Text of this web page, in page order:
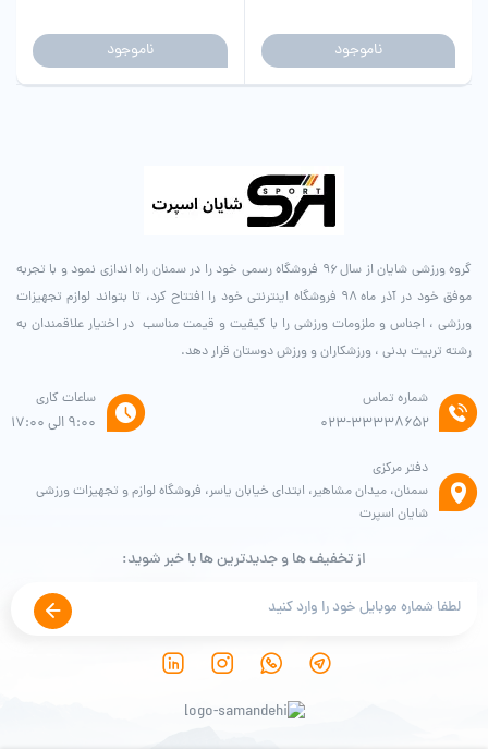
ناموجود ناموجود
گروه ورزشی شایان از سال ۹۶ فروشگاه رسمی خود را در سمنان راه اندازی نمود و با تجربه
موفق خود در آذر ماه ۹۸ فروشگاه اینترنتی خود را افتتاح کرد، تا بتواند لوازم تجهیزات
ورزشی ، اجناس و ملزومات ورزشی را با کیفیت و قیمت مناسب در اختیار علاقمندان به
رشته تربیت بدنی ، ورزشکاران و ورزش دوستان قرار دهد.
شماره تماس
۰۲۳-۳۳۳۳۸۶۵۲
ساعات کاری
9:00 الی 17:00
دفتر مرکزی
سمنان، میدان مشاهیر، ابتدای خیابان یاسر، فروشگاه لوازم و تجهیزات ورزشی
شایان اسپرت
از تخفیف ها و جدیدترین ها با خبر شوید: